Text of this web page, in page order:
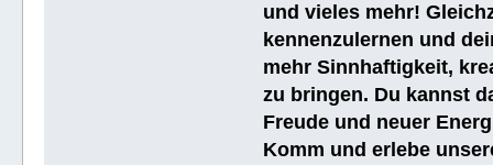
und vieles mehr!
kennenzulernen und
mehr Sinnhaftigkeit,
zu bringen. Du kannst
Freude und neuer
Komm und erlebe